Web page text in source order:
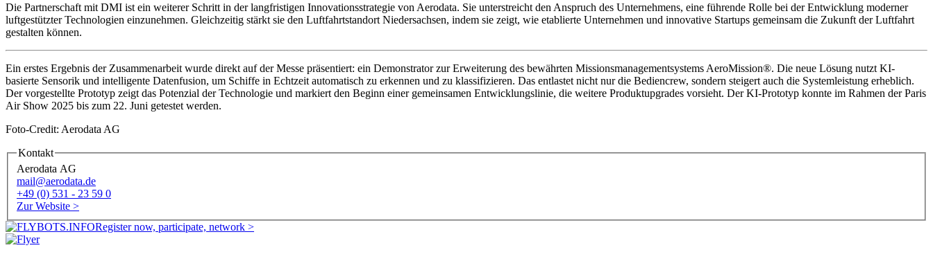
Die Partnerschaft mit DMI ist ein weiterer Schritt in der langfristigen Innovationsstrategie von Aerodata. Sie unterstreicht den Anspruch des Unternehmens, eine führende Rolle bei der Entwicklung moderner
luftgestützter Technologien einzunehmen. Gleichzeitig stärkt sie den Luftfahrtstandort Niedersachsen, indem sie zeigt, wie etablierte Unternehmen und innovative Startups gemeinsam die Zukunft der Luftfahrt
gestalten können.
Ein erstes Ergebnis der Zusammenarbeit wurde direkt auf der Messe präsentiert: ein Demonstrator zur Erweiterung des bewährten Missionsmanagementsystems AeroMission®. Die neue Lösung nutzt KI-
basierte Sensorik und intelligente Datenfusion, um Schiffe in Echtzeit automatisch zu erkennen und zu klassifizieren. Das entlastet nicht nur die Bediencrew, sondern steigert auch die Systemleistung erheblich.
Der vorgestellte Prototyp zeigt das Potenzial der Technologie und markiert den Beginn einer gemeinsamen Entwicklungslinie, die weitere Produktupgrades vorsieht. Der KI-Prototyp konnte im Rahmen der Paris
Air Show 2025 bis zum 22. Juni getestet werden.
Foto-Credit: Aerodata AG
Kontakt
Aerodata AG
mail@aerodata.de
+49 (0) 531 - 23 59 0
Zur Website >
Register now, participate, network >